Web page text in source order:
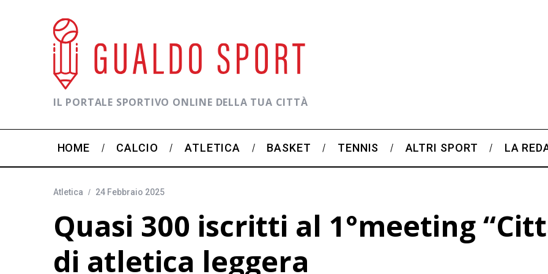
IL PORTALE SPORTIVO ONLINE DELLA TUA CITTÀ
HOME CALCIO ATLETICA BASKET TENNIS ALTRI SPORT LA
Atletica 24 Febbraio 2025
Quasi 300 iscritti al 1°meeting
di atletica leggera